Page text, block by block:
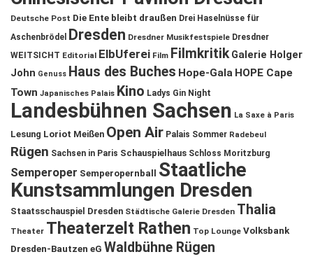
Deutsche Post Die Ente bleibt draußen Drei Haselnüsse für
Aschenbrödel
Dresden Dresdner Musikfestspiele Dresdner
WEITSICHT Editorial ElbUferei Film Filmkritik Galerie Holger
John Genuss Haus des Buches Hope-Gala HOPE Cape
Town Japanisches Palais Kino Ladys Gin Night
Landesbühnen Sachsen La Saxe à Paris
Lesung Loriot Meißen Open Air Palais Sommer Radebeul
Rügen Sachsen in Paris Schauspielhaus Schloss Moritzburg
Semperoper Semperopernball
Staatliche
Kunstsammlungen Dresden
Staatsschauspiel Dresden Städtische Galerie Dresden Thalia
Theater Theaterzelt Rathen Top Lounge Volksbank
Dresden-Bautzen eG Waldbühne Rügen